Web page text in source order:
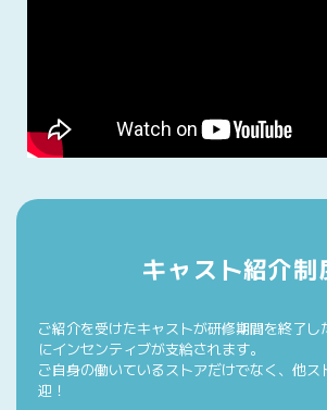
キャスト紹介制
ご紹介を受けたキャストが研修期間を終了
にインセンティブが支給されます。
ご自身の働いているストアだけでなく、他
迎！